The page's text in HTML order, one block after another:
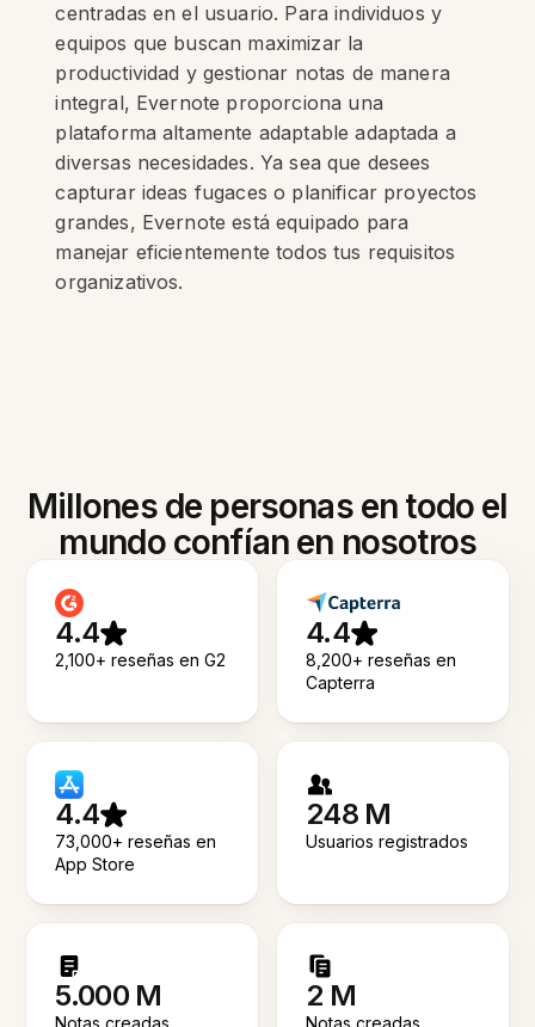
centradas en el usuario. Para individuos y
equipos que buscan maximizar la
productividad y gestionar notas de manera
integral, Evernote proporciona una
plataforma altamente adaptable adaptada a
diversas necesidades. Ya sea que desees
capturar ideas fugaces o planificar proyectos
grandes, Evernote está equipado para
manejar eficientemente todos tus requisitos
organizativos.
Millones de personas en todo el
mundo confían en nosotros
4.4
2,100+ reseñas en G2
4.4
8,200+ reseñas en
Capterra
4.4
73,000+ reseñas en
App Store
248 M
Usuarios registrados
5.000 M
Notas creadas
2 M
Notas creadas